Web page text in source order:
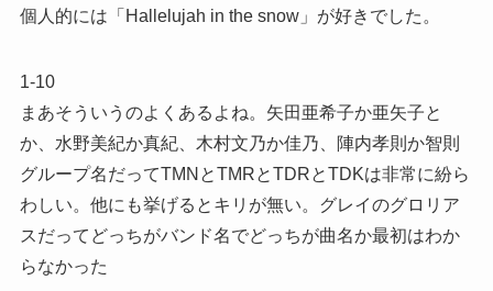
個人的には「Hallelujah in the snow」が好きでした。
1-10
まあそういうのよくあるよね。矢田亜希子か亜矢子と
か、水野美紀か真紀、木村文乃か佳乃、陣内孝則か智則
グループ名だってTMNとTMRとTDRとTDKは非常に紛ら
わしい。他にも挙げるとキリが無い。グレイのグロリア
スだってどっちがバンド名でどっちが曲名か最初はわか
らなかった